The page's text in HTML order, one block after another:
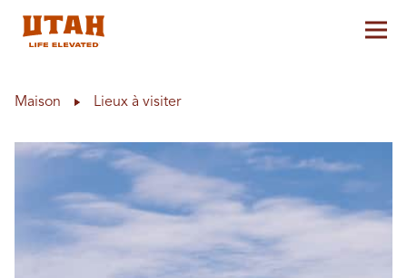
Maison Lieux à visiter